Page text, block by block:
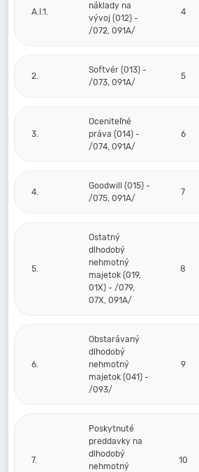
A.I.1.
náklady na
vývoj (012) -
/072, 091A/
4
2.
Softvér (013) -
/073, 091A/
5
3.
Oceniteľné
práva (014) -
/074, 091A/
6
4.
Goodwill (015) -
/075, 091A/
7
5.
Ostatný
dlhodobý
nehmotný
majetok (019,
01X) - /079,
07X, 091A/
8
6.
Obstarávaný
dlhodobý
nehmotný
majetok (041) -
/093/
9
7.
Poskytnuté
preddavky na
dlhodobý
nehmotný
10